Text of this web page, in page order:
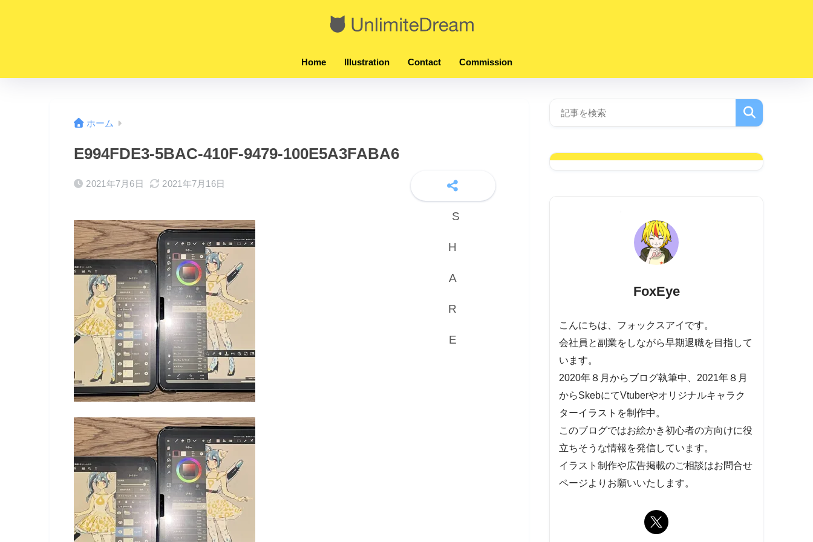
Home Illustration Contact Commission
ホーム
E994FDE3-5BAC-410F-9479-100E5A3FABA6
2021年7月6日 2021年7月16日
FoxEye
こんにちは、フォックスアイです。
会社員と副業をしながら早期退職を目指して
います。
2020年８月からブログ執筆中、2021年８月
からSkebにてVtuberやオリジナルキャラク
ターイラストを制作中。
このブログではお絵かき初心者の方向けに役
立ちそうな情報を発信しています。
イラスト制作や広告掲載のご相談はお問合せ
ページよりお願いいたします。